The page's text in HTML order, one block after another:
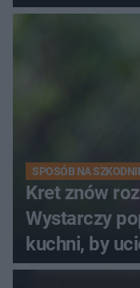
SPOSÓB NA
Kret znów
Wystarczy
kuchni, by